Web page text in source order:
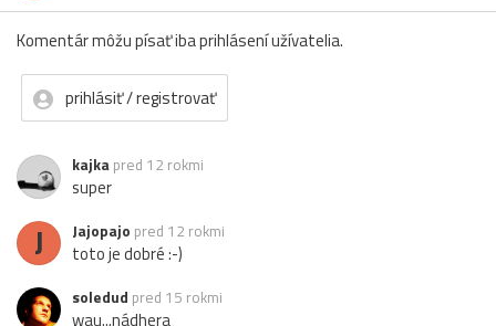
Komentár môžu písať iba prihlásení užívatelia.
prihlásiť / registrovať
kajka pred 12 rokmi
super
J Jajopajo pred 12 rokmi
toto je dobré :-)
soledud pred 15 rokmi
wau...nádhera